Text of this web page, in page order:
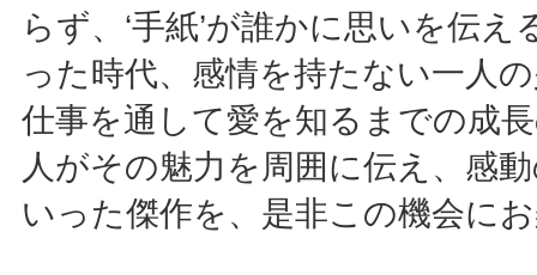
らず、‘手紙’が誰かに思いを伝え
った時代、感情を持たない一人
仕事を通して愛を知るまでの成
人がその魅力を周囲に伝え、感
いった傑作を、是非この機会に